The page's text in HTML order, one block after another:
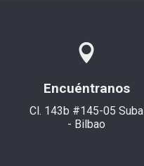
Encuéntranos
Cl. 143b #145-05 Suba
- Bilbao